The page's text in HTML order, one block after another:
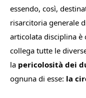
essendo, così,
risarcitoria generale
articolata disciplina è
collega tutte le
la pericolosità dei
ognuna di esse: la